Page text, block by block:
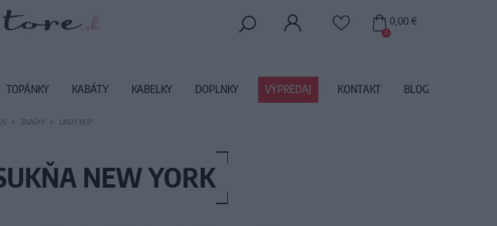
ZNAČKY LINDY BOP
NEW YORK
0
0,00 €
TOPÁNKY KABÁTY KABELKY DOPLNKY VÝPREDAJ KONTAKT BLOG